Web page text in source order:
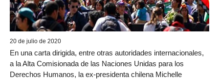
20 de julio de 2020
En una carta dirigida, entre otras autoridades internacionales,
a la Alta Comisionada de las Naciones Unidas para los
Derechos Humanos, la ex-presidenta chilena Michelle